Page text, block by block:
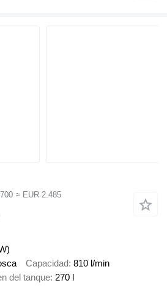
≈ EUR 2.485
Capacidad 810 l/min
del tanque 270 l